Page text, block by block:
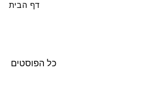
דף הבית
כל הפוסטים